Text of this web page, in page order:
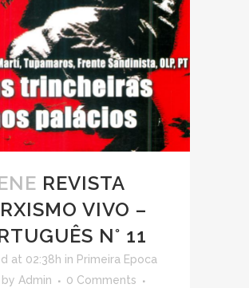
REVISTA
VIVO –
N° 11
at 02:38h in Primeira Epoca
by Admin
0 Comments